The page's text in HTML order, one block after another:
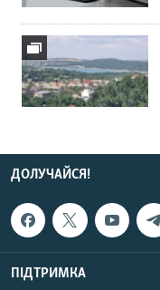
ДОЛУЧАЙСЯ!
ПІДТРИМКА